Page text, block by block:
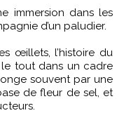
immersion dans les
d’un paludier.
œillets, l’histoire du
tout dans un cadre
souvent par une
de fleur de sel, et